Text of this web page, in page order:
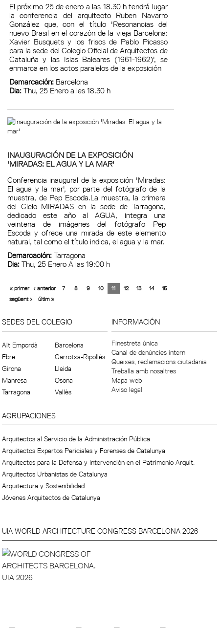
El próximo 25 de enero a las 18.30 h tendrá lugar
la conferencia del arquitecto Ruben Navarro
González que, con el título 'Resonancias del
nuevo Brasil en el corazón de la vieja Barcelona:
Xavier Busquets y los frisos de Pablo Picasso
para la sede del Colegio Oficial de Arquitectos de
Cataluña y las Islas Baleares (1961-1962)', se
enmarca en los actos paralelos de la exposición
Demarcación: Barcelona
Dia:Thu, 25 Enero a les 18.30 h
INAUGURACIÓN DE LA EXPOSICIÓN
'MIRADAS: EL AGUA Y LA MAR'
Conferencia inaugural de la exposición 'Miradas:
El agua y la mar', por parte del fotógrafo de la
muestra, de Pep Escoda.La muestra, la primera
del Ciclo MIRADAS en la sede de Tarragona,
dedicado este año al AGUA, integra una
veintena de imágenes del fotógrafo Pep
Escoda y ofrece una mirada de este elemento
natural, tal como el título indica, el agua y la mar.
Demarcación:Tarragona
Dia:Thu, 25 Enero A las 19:00 h
« primer ‹ anterior 7 8 9 10 11 12 13 14
15
següent ›
últim »
SEDES DEL COLEGIO
Alt Empordà
Barcelona
Ebre
Garrotxa-Ripollès
Girona
Lleida
Manresa
Osona
Tarragona
Vallès
INFORMACIÓN
Finestreta única
Canal de denúncies intern
Queixes, reclamacions ciutadania
Treballa amb nosaltres
Mapa web
Aviso legal
AGRUPACIONES
Arquitectos al Servicio de la Administración Pública
Arquitectos Expertos Periciales y Forenses de Catalunya
Arquitectos para la Defensa y Intervención en el Patrimonio Arquit.
Arquitectos Urbanistas de Catalunya
Arquitectura y Sostenibilidad
Jóvenes Arquitectos de Catalunya
UIA WORLD ARCHITECTURE CONGRESS BARCELONA 2026